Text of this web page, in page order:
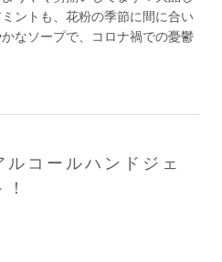
ントも、花粉の季節に間に合い
なソープで、コロナ禍での憂鬱
ルコールハンドジェ